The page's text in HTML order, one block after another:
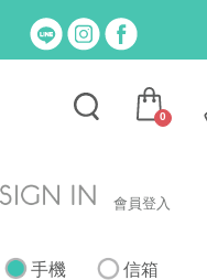
0
會員登入
手機 信箱